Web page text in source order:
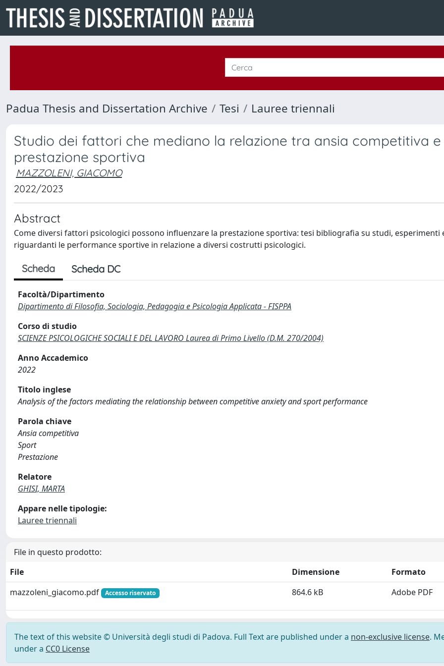
Padua Thesis and Dissertation Archive Tesi Lauree triennali
Studio dei fattori che mediano la relazione tra ansia competitiva e
prestazione sportiva
MAZZOLENI, GIACOMO
2022/2023
Abstract
Come diversi fattori psicologici possono influenzare la prestazione sportiva: tesi bibliografia su studi, esperimenti
riguardanti le performance sportive in relazione a diversi costrutti psicologici.
Scheda Scheda DC
Facoltà/Dipartimento
Dipartimento di Filosofia, Sociologia, Pedagogia e Psicologia Applicata - FISPPA
Corso di studio
SCIENZE PSICOLOGICHE SOCIALI E DEL LAVORO Laurea di Primo Livello (D.M. 270/2004)
Anno Accademico
2022
Titolo inglese
Analysis of the factors mediating the relationship between competitive anxiety and sport performance
Parola chiave
Ansia competitiva
Sport
Prestazione
Relatore
GHISI, MARTA
Appare nelle tipologie:
Lauree triennali
File in questo prodotto:
File
Dimensione
Formato
mazzoleni_giacomo.pdf
Accesso riservato 864.6 kB Adobe PDF
The text of this website © Università degli studi di Padova. Full Text are published under a non-exclusive license.
under a CC0 License